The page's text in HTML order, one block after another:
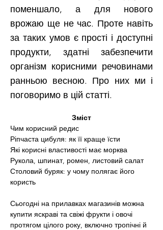
поменшало, а для нового
врожаю ще не час. Проте навіть
за таких умов є прості і доступні
продукти, здатні забезпечити
організм корисними речовинами
ранньою весною. Про них ми і
поговоримо в цій статті.
Зміст
Чим корисний редис
Ріпчаста цибуля: як її краще їсти
Які корисні властивості має морква
Рукола, шпинат, ромен, листовий салат
Столовий буряк: у чому полягає його
користь
Сьогодні на прилавках магазинів можна
купити яскраві та свіжі фрукти і овочі
протягом цілого року, включно тропічні й